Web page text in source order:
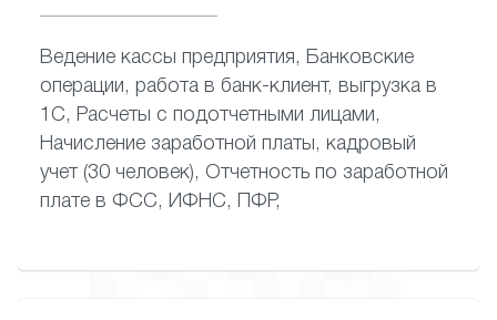
Ведение кассы предприятия, Банковские
операции, работа в банк-клиент, выгрузка в
1С, Расчеты с подотчетными лицами,
Начисление заработной платы, кадровый
учет (30 человек), Отчетность по заработной
плате в ФСС, ИФНС, ПФР,